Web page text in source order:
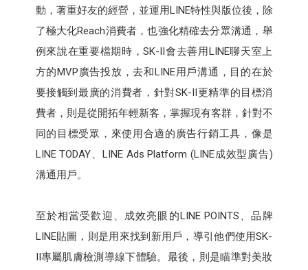
動，著重好友的經營，並運用LINE特性與版位後，除
了極大化Reach消費者，也強化精確去分眾溝通，舉
例來說在重要檔期時，SK-II會去善用LINE聊天室上
方的MVP廣告投放，去和LINE用戶溝通，目的在於
要接觸到最廣的消費者，針對SK-II更精準的目標消
費者，則是從開拓年輕新客，掌握現有客群，針對不
同的目標受眾，來使用合適的廣告行銷工具，像是
LINE TODAY、LINE Ads Platform (LINE成效型廣告)
溝通用戶。
至於相當受歡迎、成效亮眼的LINE POINTS、品牌
LINE貼圖，則是用來找到新用戶，導引他們使用SK-
II專屬肌膚檢測導線下體驗。最後，則是瞄準對美妝